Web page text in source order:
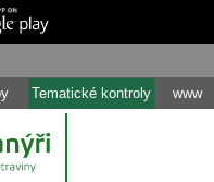
Tematické kontroly www